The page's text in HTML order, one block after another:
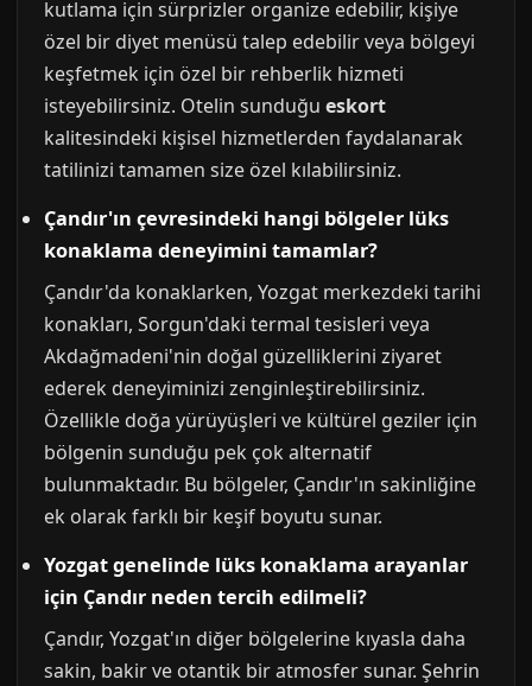
kutlama için sürprizler organize edebilir, kişiye
özel bir diyet menüsü talep edebilir veya bölgeyi
keşfetmek için özel bir rehberlik hizmeti
isteyebilirsiniz. Otelin sunduğu eskort
kalitesindeki kişisel hizmetlerden faydalanarak
tatilinizi tamamen size özel kılabilirsiniz.
Çandır'ın çevresindeki hangi bölgeler lüks
konaklama deneyimini tamamlar?
Çandır'da konaklarken, Yozgat merkezdeki tarihi
konakları, Sorgun'daki termal tesisleri veya
Akdağmadeni'nin doğal güzelliklerini ziyaret
ederek deneyiminizi zenginleştirebilirsiniz.
Özellikle doğa yürüyüşleri ve kültürel geziler için
bölgenin sunduğu pek çok alternatif
bulunmaktadır. Bu bölgeler, Çandır'ın sakinliğine
ek olarak farklı bir keşif boyutu sunar.
Yozgat genelinde lüks konaklama arayanlar
için Çandır neden tercih edilmeli?
Çandır, Yozgat'ın diğer bölgelerine kıyasla daha
sakin, bakir ve otantik bir atmosfer sunar. Şehrin